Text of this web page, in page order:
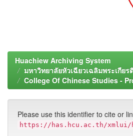
Huachiew Archiving System
มหาวิทยาลัยหัวเฉียวเฉลิมพระเกียร
College Of Chinese Studies -
Please use this identifier to cite or
https://has.hcu.ac.th/xmlui/